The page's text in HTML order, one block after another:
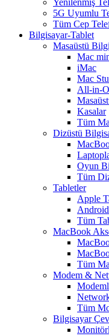
Yenilenmiş
5G Uyumlu
Tüm Cep
Bilgisayar-Tablet
Masaüstü
Mac
iMac
Mac
All-in-
Kasalar
Tüm
Dizüstü
Oyun
Tüm
Tabletler
Apple
Tüm
MacBook
Tüm
Modem &
Tüm
Bilgisayar